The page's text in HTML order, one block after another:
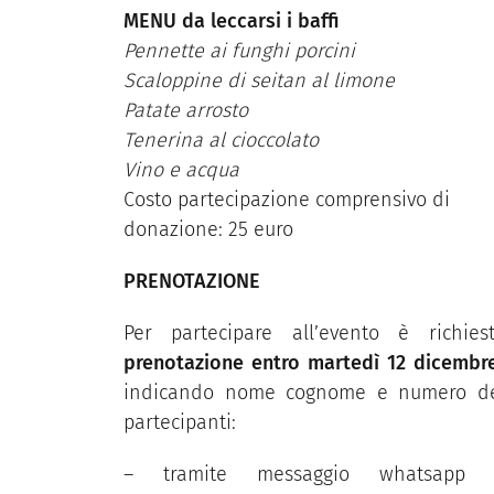
MENU da leccarsi i baffi
Pennette ai funghi porcini
Scaloppine di seitan al limone
Patate arrosto
Tenerina al cioccolato
Vino e acqua
Costo partecipazione comprensivo di
donazione: 25 euro
PRENOTAZIONE
Per partecipare all’evento è
prenotazione entro martedì 12
indicando nome cognome e numero
partecipanti:
– tramite messaggio whatsapp